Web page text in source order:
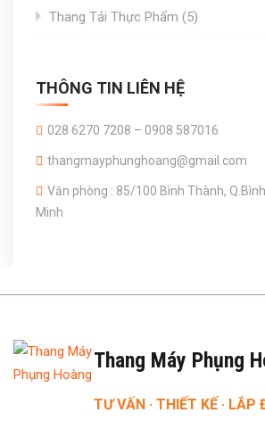
Thang Tải Thực Phẩm
55
THÔNG TIN LIÊN HỆ
028 6270 7208 – 0908 587016
thangmayphunghoang@gmail.com
Văn phòng : 85/100 Bình Thành,
Minh
Thang Máy Phụng
TƯ VẤN · THIẾT KẾ · LẮP